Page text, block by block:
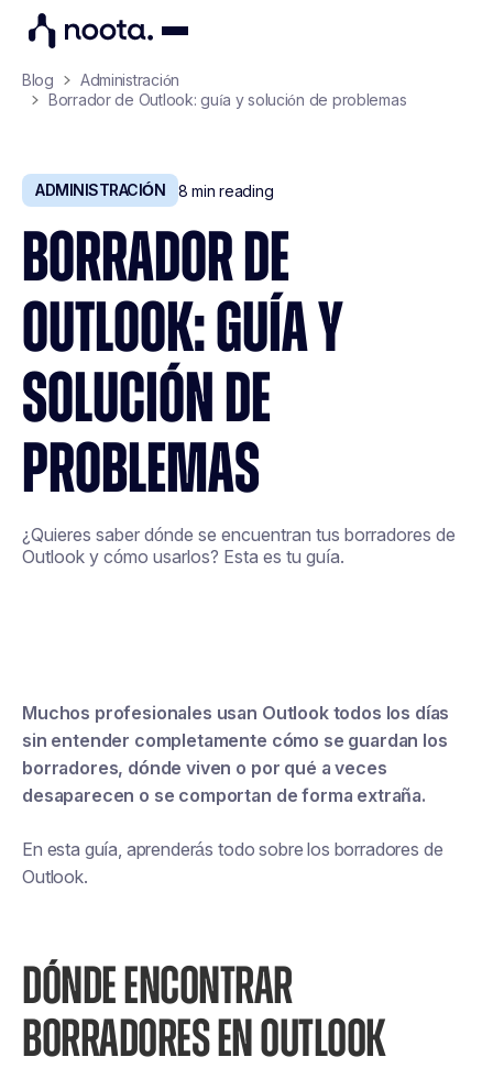
Blog
Administración
Borrador de Outlook: guía y solución de problemas
ADMINISTRACIÓN 8 min reading
BORRADOR DE
OUTLOOK: GUÍA Y
SOLUCIÓN DE
PROBLEMAS
¿Quieres saber dónde se encuentran tus borradores de
Outlook y cómo usarlos? Esta es tu guía.
Muchos profesionales usan Outlook todos los días
sin entender completamente cómo se guardan los
borradores, dónde viven o por qué a veces
desaparecen o se comportan de forma extraña.
En esta guía, aprenderás todo sobre los borradores de
Outlook.
DÓNDE ENCONTRAR
BORRADORES EN OUTLOOK